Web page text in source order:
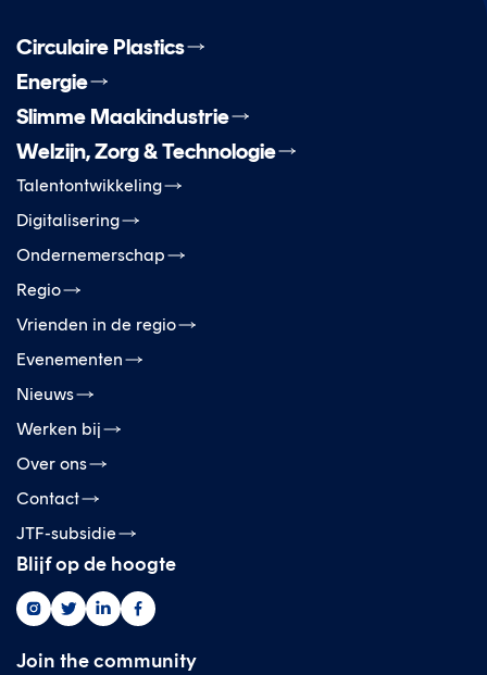
Circulaire Plastics
Energie
Slimme Maakindustrie
Welzijn, Zorg & Technologie
Talentontwikkeling
Digitalisering
Ondernemerschap
Regio
Vrienden in de regio
Evenementen
Nieuws
Werken bij
Over ons
Contact
JTF-subsidie
Blijf op de hoogte
Greenwise
op
instagram
Greenwise
op
twitter
Greenwise
op
linkedin
Greenwise
op
facebook
Join the community